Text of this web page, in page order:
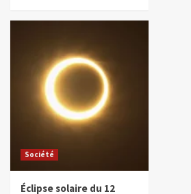
Société
Éclipse solaire du 12